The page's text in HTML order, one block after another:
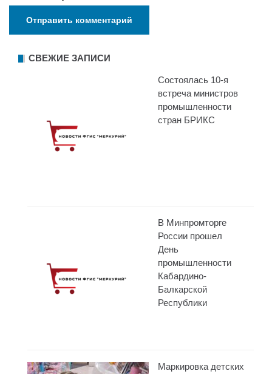
СВЕЖИЕ ЗАПИСИ
Состоялась 10-я
встреча министров
промышленности
стран БРИКС
В Минпромторге
России прошел
День
промышленности
Кабардино-
Балкарской
Республики
Маркировка детских